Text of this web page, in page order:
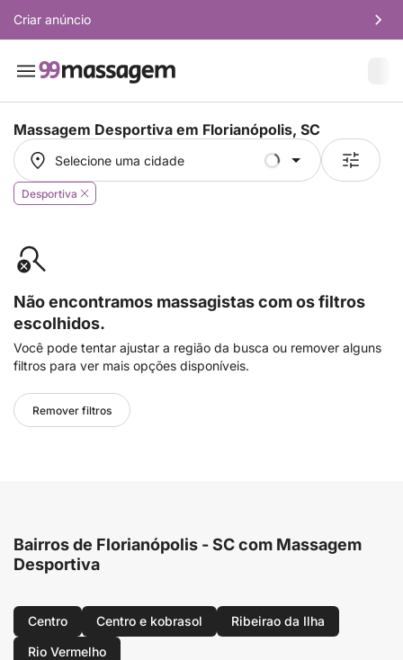
Criar anúncio
Massagem Desportiva em Florianópolis, SC
Selecione uma cidade
Selecione uma cidade
Desportiva
Não encontramos massagistas com os filtros
escolhidos.
Você pode tentar ajustar a região da busca ou remover alguns
filtros para ver mais opções disponíveis.
Remover filtros
Bairros de Florianópolis - SC com Massagem
Desportiva
Centro Centro e kobrasol
Ribeirao da Ilha
Rio Vermelho